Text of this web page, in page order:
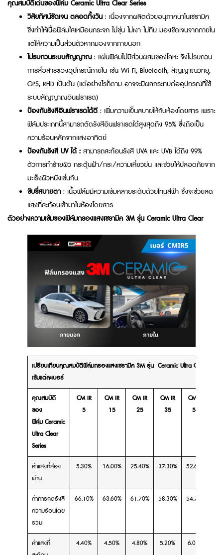
คุณสมบัติเด่นของฟิล์ม Ceramic Ultra Clear Series
วิสัยทัศน์ชัดเจน ตลอดทั้งวัน : เนื่องจากผลิตด้วยอนุภาคนาโนเซรามิค
ซึ่งทำให้เนื้อฟิล์มใสเหมือนกระจก ไม่ขุ่น ไม่เงา ไม่ทึบ มองชัดเจนจากภายใน
แต่ให้ความเป็นส่วนตัวหากมองจากภายนอก
ไม่รบกวนระบบสัญญาณ : แผ่นฟิล์มไม่มีส่วนผสมของโลหะ จึงไม่รบกวน
การสื่อสารของอุปกรณ์ภายใน เช่น Wi-Fi, Bluetooth, สัญญาณวิทยุ,
GPS, RFID เป็นต้น (แต่อย่างไรก็ตาม อาจจะมีผลกระทบต่ออุปกรณ์ที่ใช้
ระบบสัญญาณอินฟราเรด)
ป้องกันรังสีอินฟราเรดได้ดี : เพิ่มความเย็นสบายให้กับห้องโดยสาร เพราะ
ฟิล์มประเภทนี้สามารถตัดรังสีอินฟราเรดได้สูงสุดถึง 95% ซึ่งถือเป็น
ความร้อนหลักจากแสงอาทิตย์
ป้องกันรังสี UV ได้ : สามารถสะท้อนรังสี UVA และ UVB ได้ถึง 99%
ตัวการทำร้ายผิว กระตุ้นฝ้า/กระ/ความเหี่ยวย่น และช่วยให้ปลอดภัยจาก
มะเร็งผิวหนังเช่นกัน
ขับขี่สบายตา : เนื้อฟิล์มมีความเข้มหลายระดับด้วยโทนสีฟ้า ซึ่งจะช่วยลด
แสงที่สะท้อนเข้ามาในห้องโดยสาร
ตัวอย่างความเข้มของฟิล์มกรองแสงเซรามิค 3M รุ่น Ceramic Ultra Clear
เปรียบเทียบคุณสมบัติฟิล์มกรองแสงเซรามิค 3M รุ่น Ceramic Ultra Clear ของ
เข้มแต่ละเบอร์
คุณสมบัติ
ของ
ฟิล์ม Ceramic
Ultra Clear
Series
CM IR
5
CM IR
15
CM IR
25
CM IR
35
CM IR
50
ค่าแสงที่ส่อง
ผ่าน
5.30% 16.00% 25.40% 37.30% 52.60%
ค่าการลดรังสี
ความร้อนโดย
รวม
66.10% 63.60% 61.70% 58.30% 54.70%
ค่าแสงที่
4.40% 4.50% 4.80% 5.20% 6.00%